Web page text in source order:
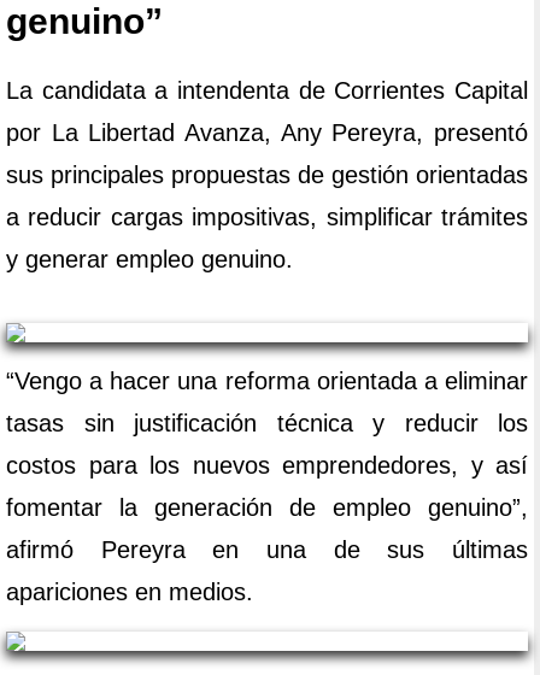
genuino”
La candidata a intendenta de Corrientes Capital
por La Libertad Avanza, Any Pereyra, presentó
sus principales propuestas de gestión orientadas
a reducir cargas impositivas, simplificar trámites
y generar empleo genuino.
“Vengo a hacer una reforma orientada a eliminar
tasas sin justificación técnica y reducir los
costos para los nuevos emprendedores, y así
fomentar la generación de empleo genuino”,
afirmó Pereyra en una de sus últimas
apariciones en medios.